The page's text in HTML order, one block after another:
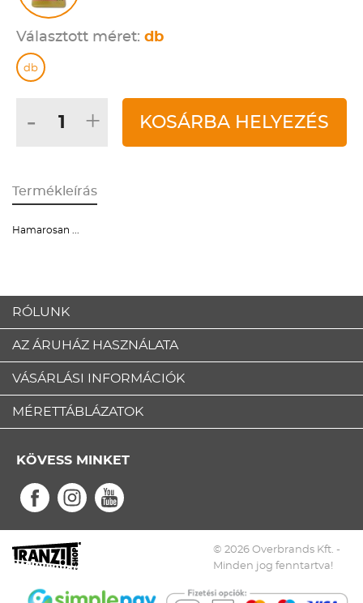
Választott méret: db
db
- + KOSÁRBA HELYEZÉS
Termékleírás
Hamarosan ...
RÓLUNK
AZ ÁRUHÁZ HASZNÁLATA
VÁSÁRLÁSI INFORMÁCIÓK
MÉRETTÁBLÁZATOK
KÖVESS MINKET
© 2026 Overbrands Kft. -
Minden jog fenntartva!